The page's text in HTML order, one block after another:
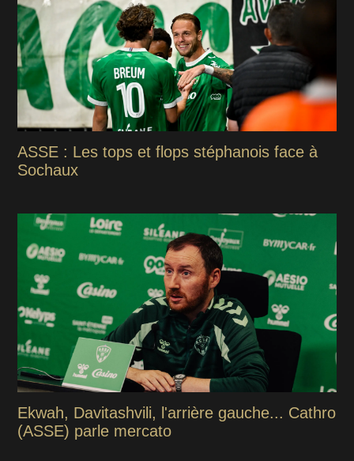
ASSE : Les tops et flops stéphanois face à
Sochaux
Ekwah, Davitashvili, l'arrière gauche... Cathro
(ASSE) parle mercato